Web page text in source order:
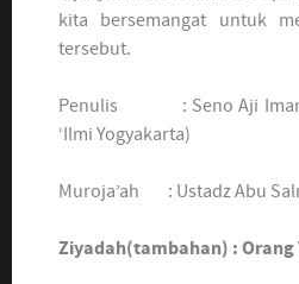
kita bersemangat untuk
tersebut.
Penulis : Seno Aji
‘Ilmi Yogyakarta)
Muroja’ah : Ustadz Abu
Ziyadah(tambahan) :